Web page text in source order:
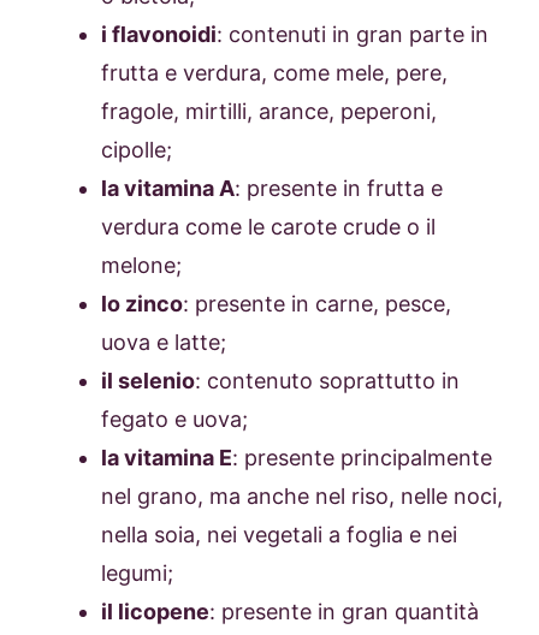
i flavonoidi: contenuti in gran parte in
frutta e verdura, come mele, pere,
fragole, mirtilli, arance, peperoni,
cipolle;
la vitamina A: presente in frutta e
verdura come le carote crude o il
melone;
lo zinco: presente in carne, pesce,
uova e latte;
il selenio: contenuto soprattutto in
fegato e uova;
la vitamina E: presente principalmente
nel grano, ma anche nel riso, nelle noci,
nella soia, nei vegetali a foglia e nei
legumi;
il licopene: presente in gran quantità